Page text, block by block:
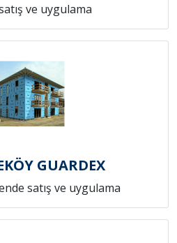
ve uygulama
GUARDEX
satış ve uygulama